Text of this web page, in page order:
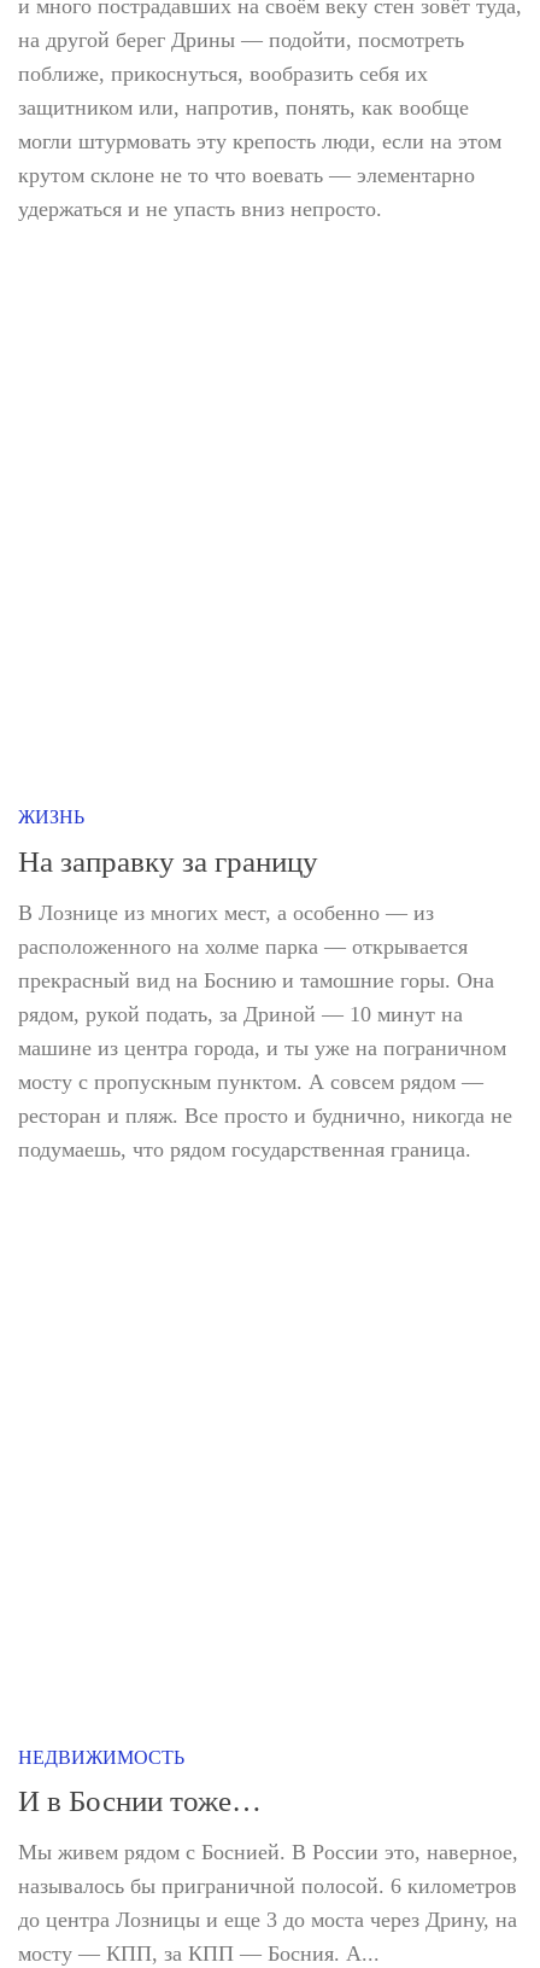
и много пострадавших на своём веку стен зовёт туда,
на другой берег Дрины — подойти, посмотреть
поближе, прикоснуться, вообразить себя их
защитником или, напротив, понять, как вообще
могли штурмовать эту крепость люди, если на этом
крутом склоне не то что воевать — элементарно
удержаться и не упасть вниз непросто.
ЖИЗНЬ
На заправку за границу
В Лознице из многих мест, а особенно — из
расположенного на холме парка — открывается
прекрасный вид на Боснию и тамошние горы. Она
рядом, рукой подать, за Дриной — 10 минут на
машине из центра города, и ты уже на пограничном
мосту с пропускным пунктом. А совсем рядом —
ресторан и пляж. Все просто и буднично, никогда не
подумаешь, что рядом государственная граница.
НЕДВИЖИМОСТЬ
И в Боснии тоже…
Мы живем рядом с Боснией. В России это, наверное,
называлось бы приграничной полосой. 6 километров
до центра Лозницы и еще 3 до моста через Дрину, на
мосту — КПП, за КПП — Босния. А...